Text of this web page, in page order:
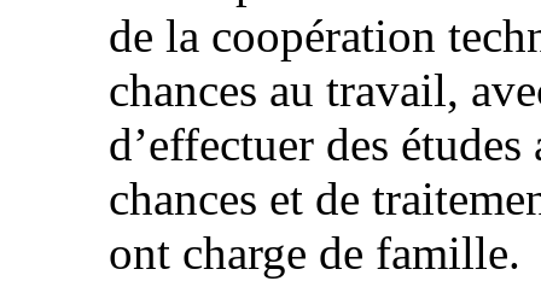
de la coopération
chances au travail,
d’effectuer des
chances et de
ont charge de famille.